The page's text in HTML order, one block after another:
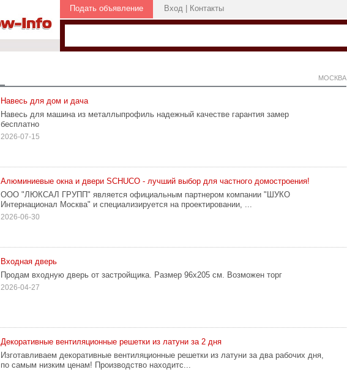
Подать объявление Вход Контакты
МОСКВА
Навесь для дом и дача
Навесь для машина из металлыпрофиль надежный качестве гарантия замер
бесплатно
2026-07-15
Алюминиевые окна и двери SCHUCO - лучший выбор для частного домостроения!
ООО "ЛЮКСАЛ ГРУПП" является официальным партнером компании "ШУКО
Интернационал Москва" и специализируется на проектировании, ...
2026-06-30
Входная дверь
Продам входную дверь от застройщика. Размер 96x205 см. Возможен торг
2026-04-27
Декоративные вентиляционные решетки из латуни за 2 дня
Изготавливаем декоративные вентиляционные решетки из латуни за два рабочих дня,
по самым низким ценам! Производство находитс...